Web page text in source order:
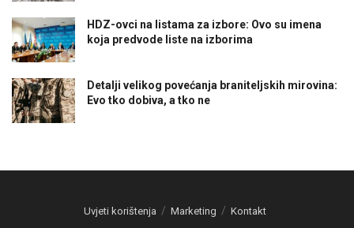
HDZ-ovci na listama za izbore: Ovo su imena
koja predvode liste na izborima
Detalji velikog povećanja braniteljskih mirovina:
Evo tko dobiva, a tko ne
Uvjeti korištenja Marketing Kontakt